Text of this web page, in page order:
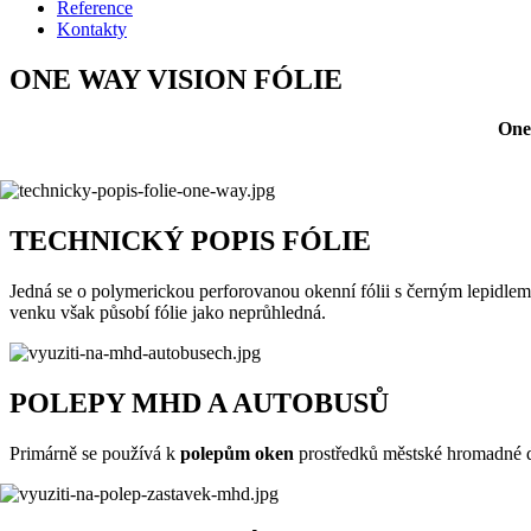
Reference
Kontakty
ONE WAY VISION FÓLIE
TECHNICKÝ POPIS FÓLIE
Jedná se o polymerickou perforovanou okenní fólii s černým
venku však působí fólie jako neprůhledná.
POLEPY MHD A AUTOBUSŮ
Primárně se používá k polepům oken prostředků městské